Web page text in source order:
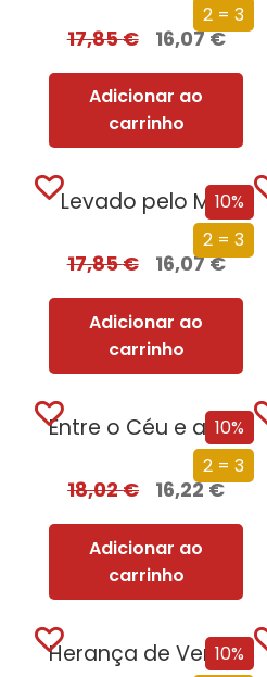
2 = 3
17,85€ 16,07€
Adicionar ao
carrinho
10%
2 = 3
Levado pelo Mar
17,85€ 16,07€
Adicionar ao
carrinho
10%
2 = 3
Entre o Céu e a Terra
18,02€ 16,22€
Adicionar ao
carrinho
10%
Herança de Vergonha